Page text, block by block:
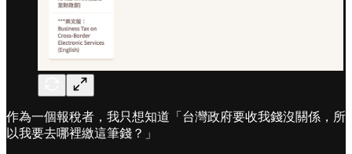
作為一個報稅者，我只想知道「台灣政府要收我錢沒關係，所
以我要去哪裡繳這筆錢？」